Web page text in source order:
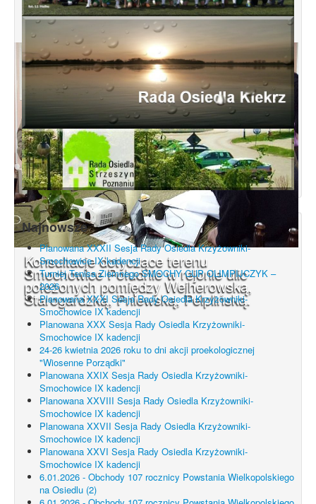
Konsultacje dotyczące terenu
Smochowice Południe w rejonie ulic
położonych pomiędzy Wejherowską,
Starogardzką, Pniewską, Pelplińską.
Najnowsze
Planowana XXXII Sesja Rady Osiedla Krzyżowniki-
Smochowice IX kadencji
Turniej Tenisa Ziemnego SMOCHY CUP OLIMPIJCZYK –
2026
Planowana XXXI Sesja Rady Osiedla Krzyżowniki-
Smochowice IX kadencji
Planowana XXX Sesja Rady Osiedla Krzyżowniki-
Smochowice IX kadencji
24-26 kwietnia 2026 roku to dni akcji proekologicznej
"Wiosenne Porządki"
Planowana XXIX Sesja Rady Osiedla Krzyżowniki-
Smochowice IX kadencji
Planowana XXVIII Sesja Rady Osiedla Krzyżowniki-
Smochowice IX kadencji
Planowana XXVII Sesja Rady Osiedla Krzyżowniki-
Smochowice IX kadencji
Planowana XXVI Sesja Rady Osiedla Krzyżowniki-
Smochowice IX kadencji
6.01.2026 - Obchody 107 rocznicy Powstania Wielkopolskiego
na Osiedlu (2)